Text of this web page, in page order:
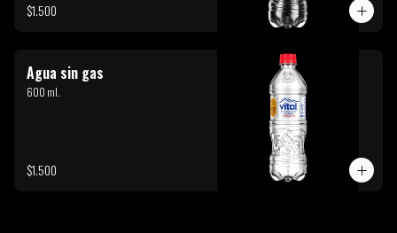
$1.500
Agua sin gas
600 ml.
$1.500